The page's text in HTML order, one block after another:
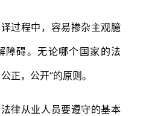
程中，容易掺杂主观臆
障碍。无论哪个国家的法
正，公开”的原则。
从业人员要遵守的基本